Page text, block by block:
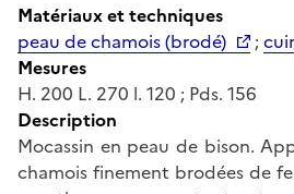
Matériaux et techniques
peau de chamois (brodé)
;
Mesures
H. 200 L. 270 l. 120 ; Pds. 156
Description
Mocassin en peau de bison.
chamois finement brodées de